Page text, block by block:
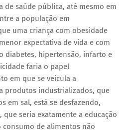
de saúde pública, até mesmo em
a população em
uma criança com obesidade
expectativa de vida e com
diabetes, hipertensão, infarto e
faria o papel
em que se veicula a
produtos industrializados, que
em sal, está se desfazendo,
seria exatamente a educação
de alimentos não